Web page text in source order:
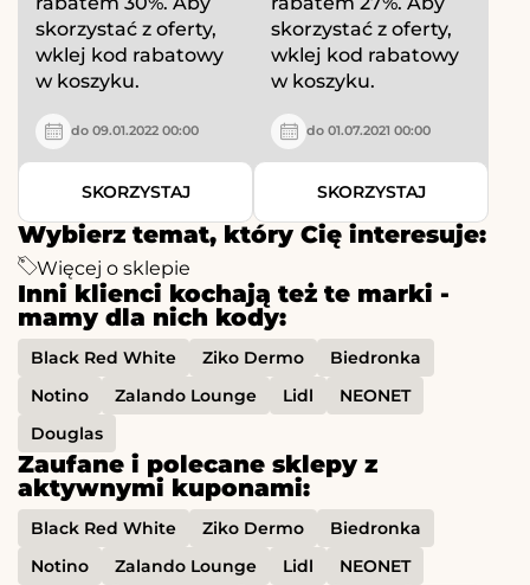
Wybierz temat, który Cię interesuje:
Więcej o sklepie
Inni klienci kochają też te marki -
mamy dla nich kody:
Black Red White Ziko Dermo
Biedronka
Notino
Zalando Lounge Lidl
NEONET
Douglas
Zaufane i polecane sklepy z
aktywnymi kuponami:
Black Red White Ziko Dermo
Biedronka
Notino
Zalando Lounge Lidl
NEONET
skorzystać z oferty,
wklej kod rabatowy
w koszyku.
do 09.01.2022 00:00
SKORZYSTAJ
skorzystać z oferty,
wklej kod rabatowy
w koszyku.
do 01.07.2021 00:00
SKORZYSTAJ